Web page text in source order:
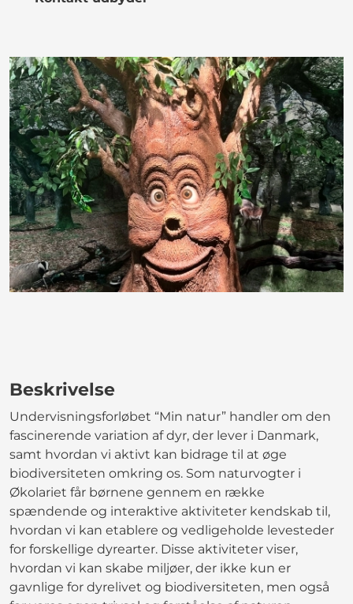
Beskrivelse
Undervisningsforløbet “Min natur” handler om den
fascinerende variation af dyr, der lever i Danmark,
samt hvordan vi aktivt kan bidrage til at øge
biodiversiteten omkring os. Som naturvogter i
Økolariet får børnene gennem en række
spændende og interaktive aktiviteter kendskab til,
hvordan vi kan etablere og vedligeholde levesteder
for forskellige dyrearter. Disse aktiviteter viser,
hvordan vi kan skabe miljøer, der ikke kun er
gavnlige for dyrelivet og biodiversiteten, men også